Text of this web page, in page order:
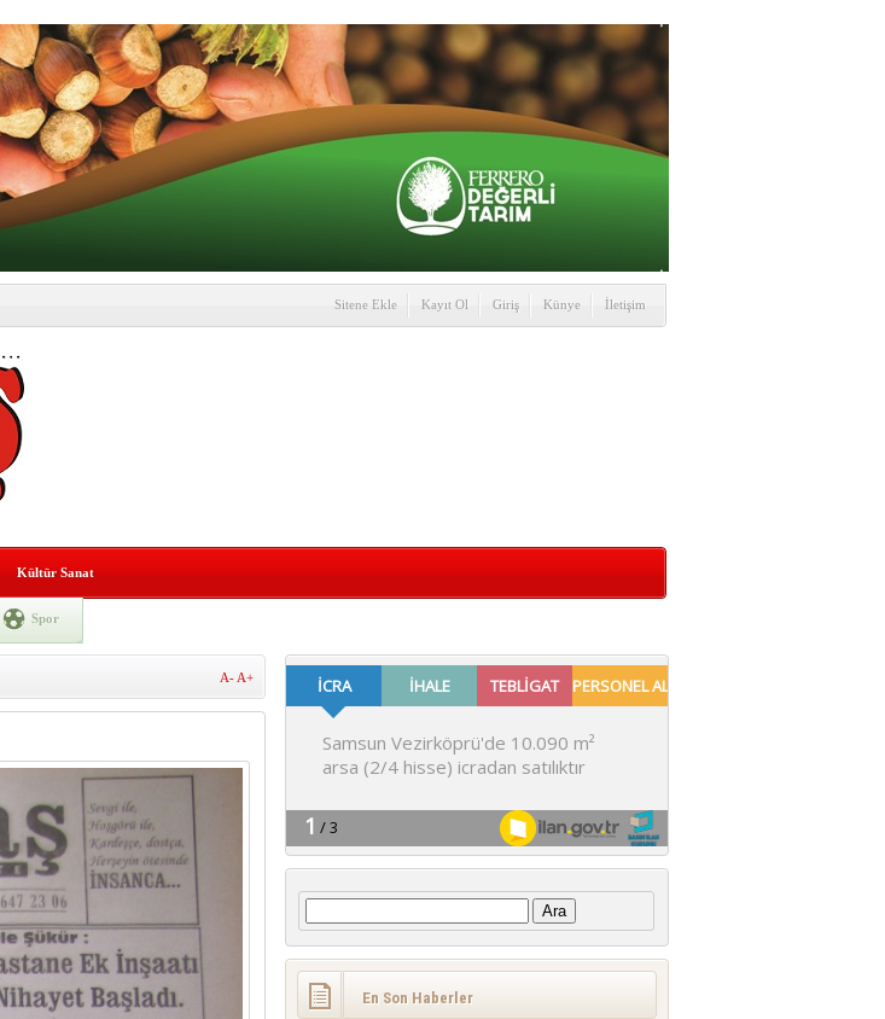
Sitene Ekle Kayıt Ol Giriş Künye İletişim
Kültür Sanat
Spor
A- A+
Arama:
En Son Haberler